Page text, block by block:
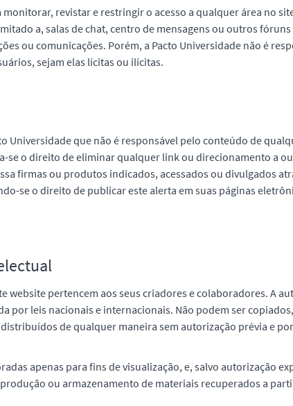
revistar e restringir o acesso a qualquer área no
a, salas de chat, centro de mensagens ou outros
ou comunicações. Porém, a Pacto Universidade não é
sejam elas lícitas ou ilícitas.
Universidade que não é responsável pelo conteúdo de
se o direito de eliminar qualquer link ou direcionamento a
firmas ou produtos indicados, acessados ou divulgados
se o direito de publicar este alerta em suas páginas
website pertencem aos seus criadores e colaboradores. A
por leis nacionais e internacionais. Não podem ser
de qualquer maneira sem autorização prévia e
apenas para fins de visualização, e, salvo autorização
ou armazenamento de materiais recuperados a